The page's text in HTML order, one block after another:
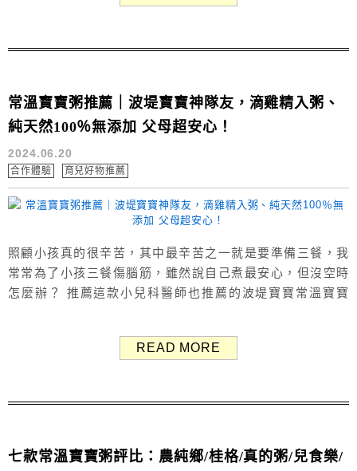
常溫寶寶粥推薦｜波堤寶寶神隊友，滴雞精入粥、
純天然100％無添加 父母超安心！
2024.06.20
合作體驗 育兒好物推薦
照顧小孩真的很辛苦，其中最辛苦之一就是要準備三餐，我
常常為了小孩三餐傷腦筋，雖然說自己煮最安心，但沒空時
怎麼辦？ 推薦這款小兒科醫師也推薦的波堤寶寶常溫寶寶
自己煮一樣好安心！ 常溫寶寶粥推薦！波堤寶寶粥 寶寶從4
READ MORE
七款常溫寶寶粥評比：農純鄉/桂格/真的粥/兒食樂/